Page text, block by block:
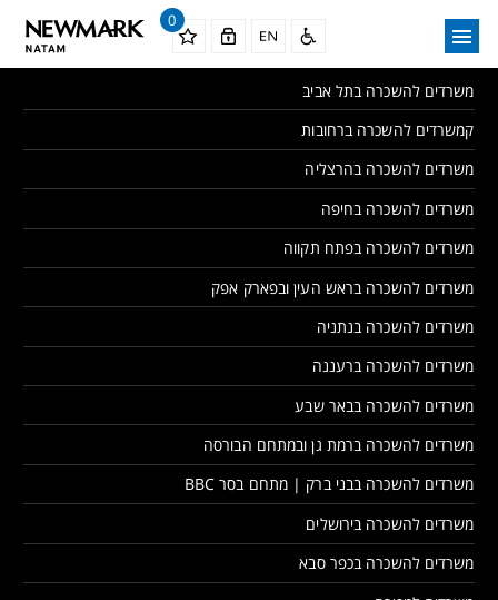
0
משרדים להשכרה בתל אביב
קמשרדים להשכרה ברחובות
משרדים להשכרה בהרצליה
משרדים להשכרה בחיפה
משרדים להשכרה בפתח תקווה
משרדים להשכרה בראש העין ובפארק אפק
משרדים להשכרה בנתניה
משרדים להשכרה ברעננה
משרדים להשכרה בבאר שבע
משרדים להשכרה ברמת גן ובמתחם הבורסה
משרדים להשכרה בבני ברק | מתחם בסר BBC
משרדים להשכרה בירושלים
משרדים להשכרה בכפר סבא